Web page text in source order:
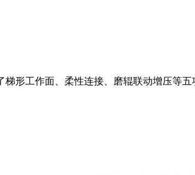
形工作面、柔性连接、磨辊联动增压等